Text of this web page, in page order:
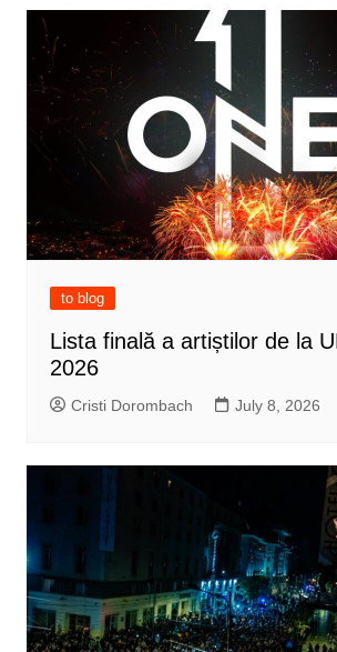
to blog
Lista finală a artiștilor de la
2026
Cristi Dorombach July 8, 2026